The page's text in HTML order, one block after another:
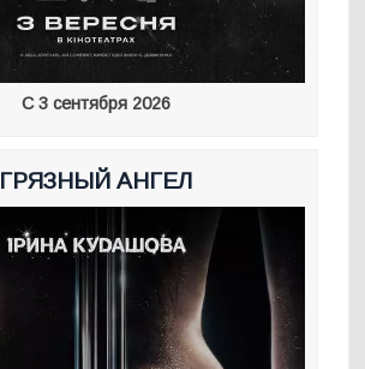
С 3 сентября 2026
ГРЯЗНЫЙ АНГЕЛ